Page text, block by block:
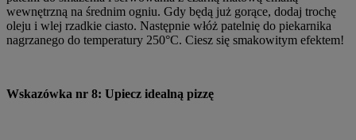
wewnętrzną na średnim ogniu. Gdy będą już gorące, dodaj trochę
oleju i wlej rzadkie ciasto. Następnie włóż patelnię do piekarnika
nagrzanego do temperatury 250°C. Ciesz się smakowitym efektem!
Wskazówka nr 8: Upiecz idealną pizzę